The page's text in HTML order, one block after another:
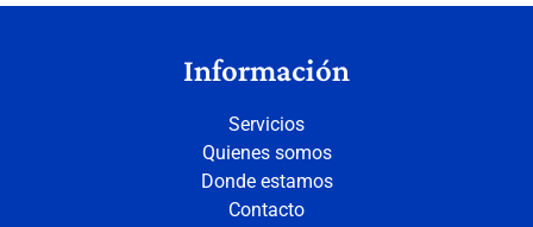
Información
Servicios
Quienes somos
Donde estamos
Contacto